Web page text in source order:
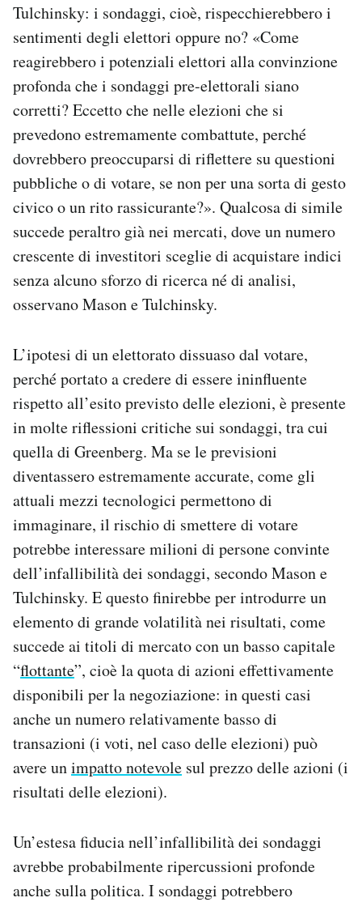
Tulchinsky: i sondaggi, cioè, rispecchierebbero i
sentimenti degli elettori oppure no? «Come
reagirebbero i potenziali elettori alla convinzione
profonda che i sondaggi pre-elettorali siano
corretti? Eccetto che nelle elezioni che si
prevedono estremamente combattute, perché
dovrebbero preoccuparsi di riflettere su questioni
pubbliche o di votare, se non per una sorta di gesto
civico o un rito rassicurante?». Qualcosa di simile
succede peraltro già nei mercati, dove un numero
crescente di investitori sceglie di acquistare indici
senza alcuno sforzo di ricerca né di analisi,
osservano Mason e Tulchinsky.
L’ipotesi di un elettorato dissuaso dal votare,
perché portato a credere di essere ininfluente
rispetto all’esito previsto delle elezioni, è presente
in molte riflessioni critiche sui sondaggi, tra cui
quella di Greenberg. Ma se le previsioni
diventassero estremamente accurate, come gli
attuali mezzi tecnologici permettono di
immaginare, il rischio di smettere di votare
potrebbe interessare milioni di persone convinte
dell’infallibilità dei sondaggi, secondo Mason e
Tulchinsky. E questo finirebbe per introdurre un
elemento di grande volatilità nei risultati, come
succede ai titoli di mercato con un basso capitale
“flottante”, cioè la quota di azioni effettivamente
disponibili per la negoziazione: in questi casi
anche un numero relativamente basso di
transazioni (i voti, nel caso delle elezioni) può
avere unimpatto notevole sul prezzo delle azioni (i
risultati delle elezioni).
Un’estesa fiducia nell’infallibilità dei sondaggi
avrebbe probabilmente ripercussioni profonde
anche sulla politica. I sondaggi potrebbero